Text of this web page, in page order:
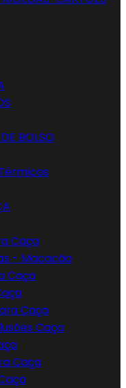
BOLSO
Caça
- Macacão
Caça
Caça
Caça
Caça